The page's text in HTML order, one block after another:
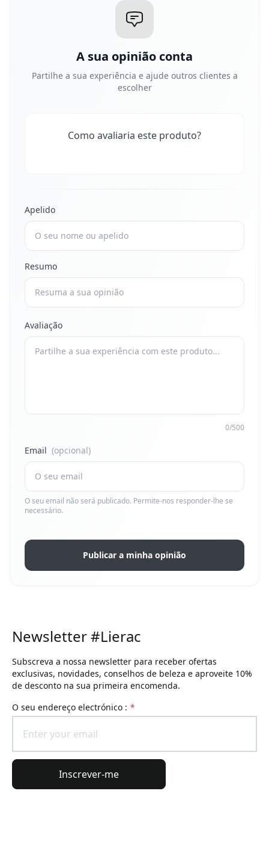
A sua opinião conta
Partilhe a sua experiência e ajude outros clientes a
escolher
Como avaliaria este produto?
Apelido
Resumo
Avaliação
0/500
Email (opcional)
O seu email não será publicado. Permite-nos responder-lhe se
necessário.
Publicar a minha opinião
Newsletter #Lierac
Subscreva a nossa newsletter para receber ofertas
exclusivas, novidades, conselhos de beleza e aproveite 10%
de desconto na sua primeira encomenda.
O seu endereço electrónico : *
Inscrever-me